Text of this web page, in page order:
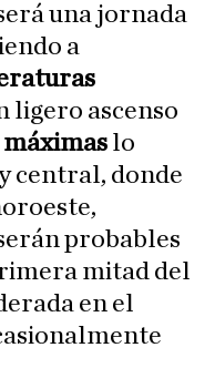
una jornada
a
ligero ascenso
máximas lo
central, donde
probables
mitad del
en el